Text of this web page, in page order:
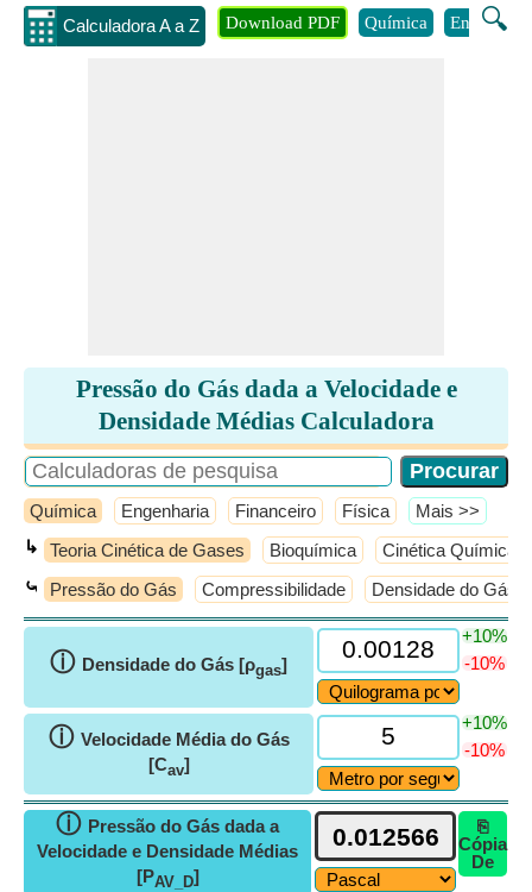
Calculadora A a Z 🔍
Download PDF Química
Pressão do Gás dada a Velocidade e
Densidade Médias Calculadora
Química Engenharia Financeiro Física ​Mais >>
↳ Teoria Cinética de Gases Bioquímica Cinética Química
⤿ Pressão do Gás Compressibilidade Densidade do Gás
ⓘ Densidade do Gás [ρgas]
+10%
-10%
ⓘ Velocidade Média do Gás
[Cav]
+10%
-10%
ⓘ Pressão do Gás dada a
Velocidade e Densidade Médias
[PAV_D]
⎘
Cópia
De